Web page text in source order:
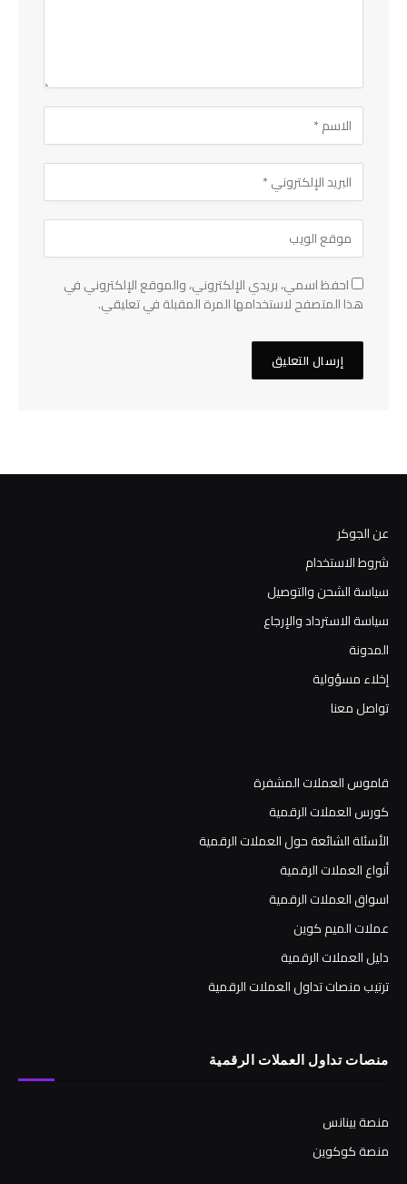
احفظ اسمي، بريدي الإلكتروني، والموقع الإلكتروني في
هذا المتصفح لاستخدامها المرة المقبلة في تعليقي.
عن الجوكر
شروط الاستخدام
سياسة الشحن والتوصيل
سياسة الاسترداد والإرجاع
المدونة
إخلاء مسؤولية
تواصل معنا
قاموس العملات المشفرة
كورس العملات الرقمية
الأسئلة الشائعة حول العملات الرقمية
أنواع العملات الرقمية
اسواق العملات الرقمية
عملات الميم كوين
دليل العملات الرقمية
ترتيب منصات تداول العملات الرقمية
منصات تداول العملات الرقمية
منصة بينانس
منصة كوكوين